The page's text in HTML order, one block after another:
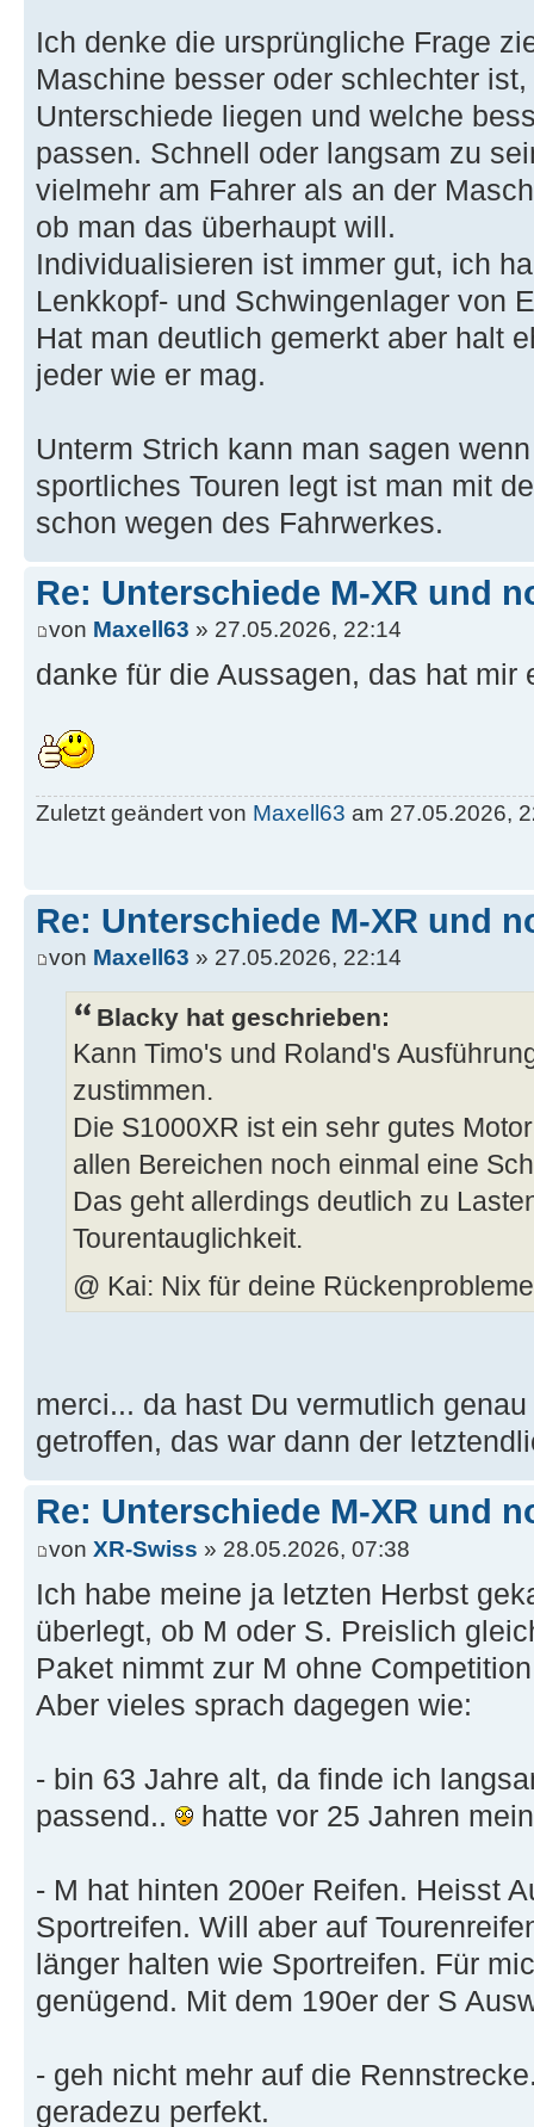
Ich denke die ursprüngliche Frage
Maschine besser oder schlechter
Unterschiede liegen und welche
passen. Schnell oder langsam zu
vielmehr am Fahrer als an der
ob man das überhaupt will.
Individualisieren ist immer gut, ich
Lenkkopf- und Schwingenlager von
Hat man deutlich gemerkt aber halt
jeder wie er mag.
Unterm Strich kann man sagen
sportliches Touren legt ist man mit
schon wegen des Fahrwerkes.
Re: Unterschiede M-XR und
von Maxell63 » 27.05.2026, 22:14
danke für die Aussagen, das hat mir
Zuletzt geändert von Maxell63 am 27.05.2026,
Re: Unterschiede M-XR und
von Maxell63 » 27.05.2026, 22:14
Blacky hat geschrieben:
Kann Timo's und Roland's
zustimmen.
Die S1000XR ist ein sehr gutes
allen Bereichen noch einmal eine
Das geht allerdings deutlich zu
Tourentauglichkeit.
@ Kai: Nix für deine
merci... da hast Du vermutlich
getroffen, das war dann der
Re: Unterschiede M-XR und
von XR-Swiss » 28.05.2026, 07:38
Ich habe meine ja letzten Herbst
überlegt, ob M oder S. Preislich
Paket nimmt zur M ohne
Aber vieles sprach dagegen wie:
- bin 63 Jahre alt, da finde ich
passend..
hatte vor 25 Jahren
- M hat hinten 200er Reifen. Heisst
Sportreifen. Will aber auf
länger halten wie Sportreifen. Für
genügend. Mit dem 190er der S
- geh nicht mehr auf die
geradezu perfekt.